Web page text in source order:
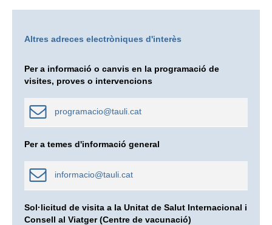
Altres adreces electròniques d'interès
Per a informació o canvis en la programació de
visites, proves o intervencions
programacio@tauli.cat
Per a temes d'informació general
informacio@tauli.cat
Sol·licitud de visita a la Unitat de Salut Internacional i
Consell al Viatger (Centre de vacunació)